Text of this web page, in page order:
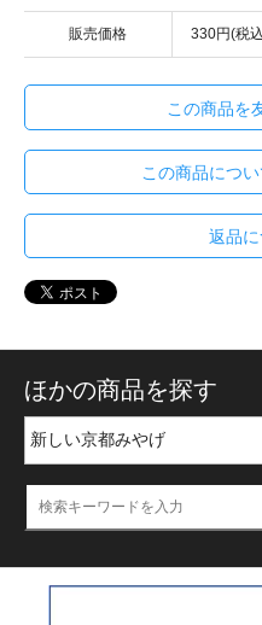
販売価格 330円(税
この商品を
この商品につ
返品
ほかの商品を探す